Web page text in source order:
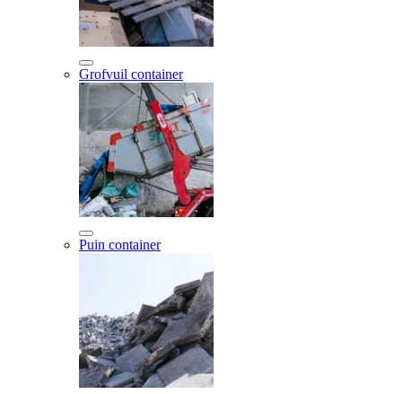
Grofvuil container
Puin container